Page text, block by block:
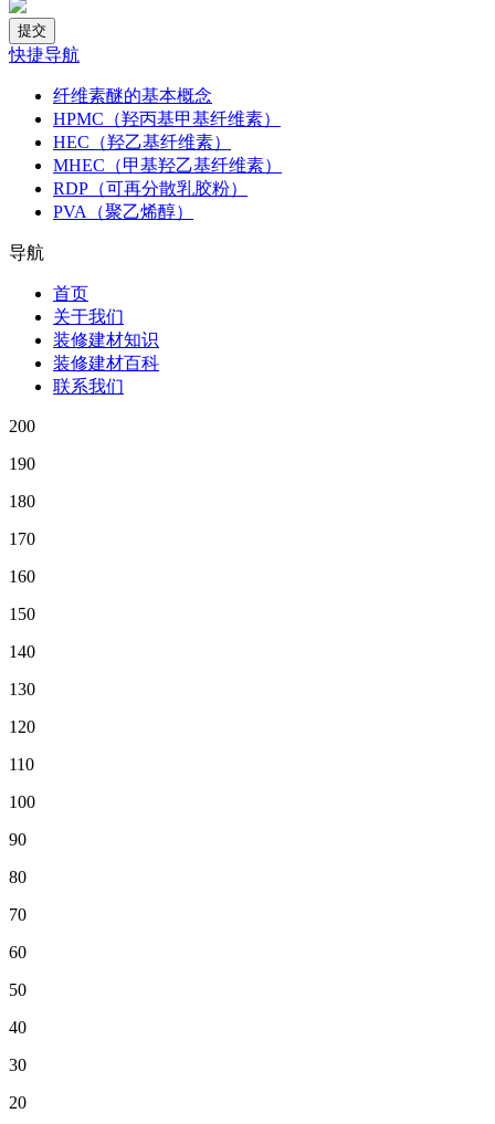
快捷导航
纤维素醚的基本概念
HPMC（羟丙基甲基纤维素）
HEC（羟乙基纤维素）
MHEC（甲基羟乙基纤维素）
RDP（可再分散乳胶粉）
PVA（聚乙烯醇）
导航
首页
关于我们
装修建材知识
装修建材百科
联系我们
200
190
180
170
160
150
140
130
120
110
100
90
80
70
60
50
40
30
20